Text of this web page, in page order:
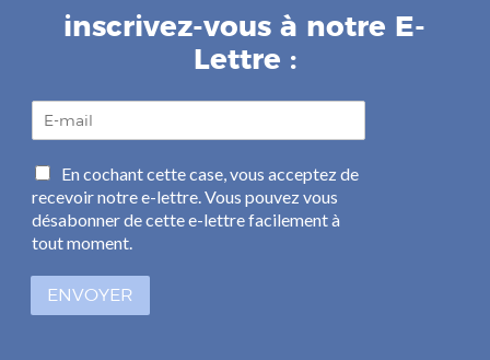
inscrivez-vous à notre E-
Lettre :
a
i
l
*
C
a
s
e
à
En cochant cette case, vous acceptez de
recevoir notre e-lettre. Vous pouvez vous
désabonner de cette e-lettre facilement à
tout moment.
ENVOYER